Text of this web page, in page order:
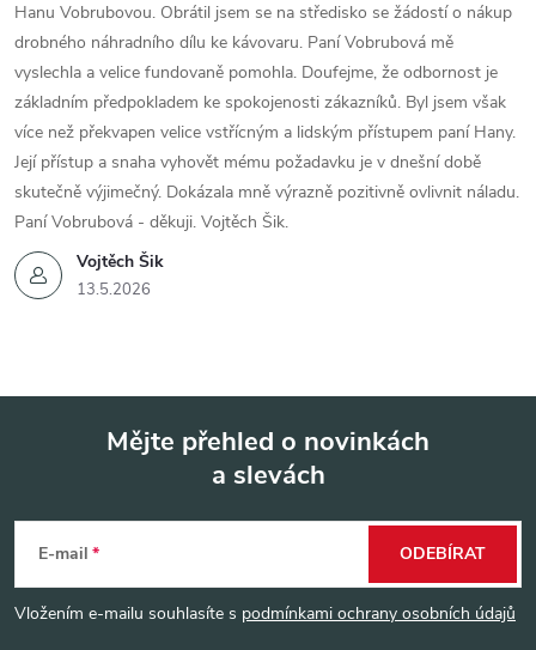
Vojtěch Šik
13.5.2026
Hanu Vobrubovou. Obrátil jsem se na středisko se žádostí o nákup
drobného náhradního dílu ke kávovaru. Paní Vobrubová mě
vyslechla a velice fundovaně pomohla. Doufejme, že odbornost je
základním předpokladem ke spokojenosti zákazníků. Byl jsem však
více než překvapen velice vstřícným a lidským přístupem paní Hany.
Její přístup a snaha vyhovět mému požadavku je v dnešní době
skutečně výjimečný. Dokázala mně výrazně pozitivně ovlivnit náladu.
Paní Vobrubová - děkuji. Vojtěch Šik.
p
Mějte přehled o novinkách
a slevách
E-mail
Vložením e-mailu souhlasíte s podmínkami ochrany osobních údajů
ODEBÍRAT